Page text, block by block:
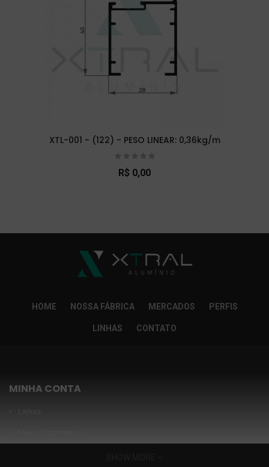
XTL-001 - (122) - PESO LINEAR: 0,36kg/m
R$ 0,00
HOME NOSSA FÁBRICA MERCADOS PERFIS
LINHAS CONTATO
MINHA CONTA